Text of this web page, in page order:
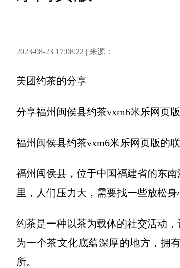
2023-08-23 17:08:22 | 来源：
美团约茶的分享
分享福州闽侯县约茶vxm6米乐网页
福州闽侯县约茶vxm6米乐网页版的
福州闽侯县，位于中国福建省的东
里，人们压力大，需要找一些放松
约茶是一种以茶为载体的社交活动
为一个茶文化底蕴深厚的地方，拥
所。